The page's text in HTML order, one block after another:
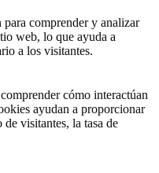
comprender y analizar
web, lo que ayuda a
a los visitantes.
cómo interactúan
ayudan a proporcionar
visitantes, la tasa de